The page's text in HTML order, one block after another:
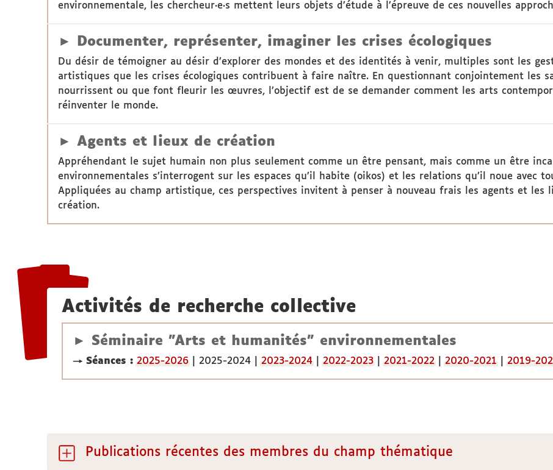
environnementale, les chercheur·e·s mettent leurs objets d’étude à l’épreuve de ces nouvelles
► Documenter, représenter, imaginer les crises écologiques
Du désir de témoigner au désir d’explorer des mondes et des identités à venir, multiples sont les
artistiques que les crises écologiques contribuent à faire naître. En questionnant conjointement les
nourrissent ou que font fleurir les œuvres, l’objectif est de se demander comment les arts
réinventer le monde.
► Agents et lieux de création
Appréhendant le sujet humain non plus seulement comme un être pensant, mais comme un être
environnementales s’interrogent sur les espaces qu’il habite (oikos) et les relations qu’il noue avec
Appliquées au champ artistique, ces perspectives invitent à penser à nouveau frais les agents et
création.
Activités de recherche collective
► Séminaire "Arts et humanités" environnementales
→ Séances : 2025-2026 | 2025-2024 | 2023-2024 2022-2023 2021-2022 2020-2021 2019-
Publications récentes des membres du champ thématique